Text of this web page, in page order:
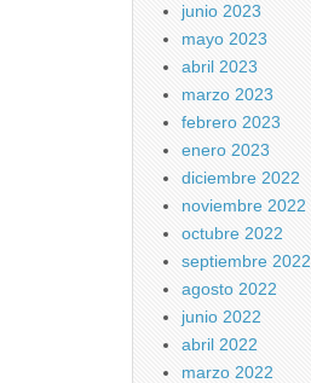
junio 2023
mayo 2023
abril 2023
marzo 2023
febrero 2023
enero 2023
diciembre 2022
noviembre 2022
octubre 2022
septiembre 2022
agosto 2022
junio 2022
abril 2022
marzo 2022